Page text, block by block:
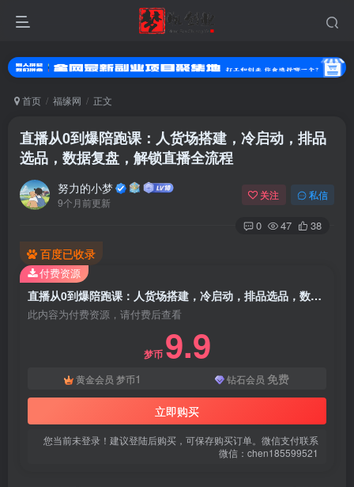
首页 福缘网 正文
直播从0到爆陪跑课：人货场搭建，冷启动，排品
选品，数据复盘，解锁直播全流程
努力的小梦
9个月前更新
关注 私信
0 47 38
百度已收录
直播从0到爆陪跑课：人货场搭建，冷启动，排品选品，数据复盘，解锁直播全流程
此内容为付费资源，请付费后查看
梦币 9.9
黄金会员 梦币1 钻石会员 免费
立即购买
您当前未登录！建议登陆后购买，可保存购买订单。微信支付联系
微信：chen185599521
付费资源登录
没有账号？立即注册